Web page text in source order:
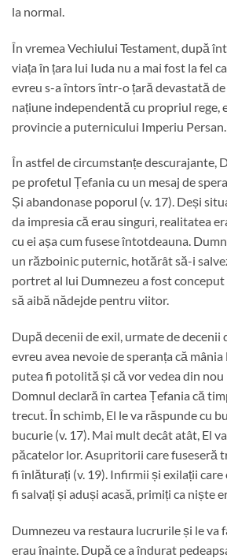
la normal.
În vremea Vechiului Testament, după
viața în țara lui Iuda nu a mai fost la fel
evreu s-a întors într-o țară devastată
națiune independentă cu propriul rege,
provincie a puternicului Imperiu Persan.
În astfel de circumstanțe descurajante,
pe profetul Țefania cu un mesaj de
Și abandonase poporul (v. 17). Deși
da impresia că erau singuri, realitatea
cu ei așa cum fusese întotdeauna.
un războinic puternic, hotărât să-i
portret al lui Dumnezeu a fost
să aibă nădejde pentru viitor.
După decenii de exil, urmate de decenii
evreu avea nevoie de speranța că
putea fi potolită și că vor vedea din
Domnul declară în cartea Țefania că
trecut. În schimb, El le va răspunde cu
bucurie (v. 17). Mai mult decât atât, El
păcatelor lor. Asupritorii care fuseseră
fi înlăturați (v. 19). Infirmii și exilații
fi salvați și aduși acasă, primiți ca niște
Dumnezeu va restaura lucrurile și le va
erau înainte. După ce a îndurat